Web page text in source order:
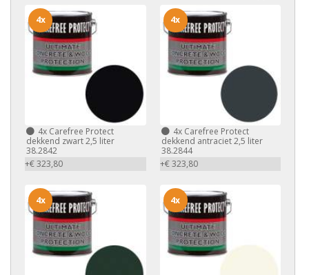
4x Carefree Protect
dekkend zwart 2,5 liter
38.2842
+€ 323,80
4x
4xCarefree Protect
dekkend antraciet 2,5 liter
38.2844
+€ 323,80
4x
4x 4x